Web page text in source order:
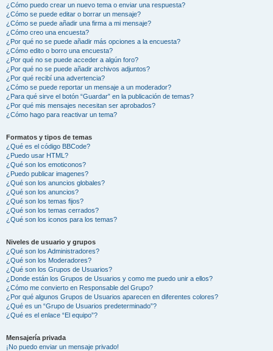
¿Cómo puedo crear un nuevo tema o enviar una respuesta?
¿Cómo se puede editar o borrar un mensaje?
¿Cómo se puede añadir una firma a mi mensaje?
¿Cómo creo una encuesta?
¿Por qué no se puede añadir más opciones a la encuesta?
¿Cómo edito o borro una encuesta?
¿Por qué no se puede acceder a algún foro?
¿Por qué no se puede añadir archivos adjuntos?
¿Por qué recibí una advertencia?
¿Cómo se puede reportar un mensaje a un moderador?
¿Para qué sirve el botón “Guardar” en la publicación de temas?
¿Por qué mis mensajes necesitan ser aprobados?
¿Cómo hago para reactivar un tema?
Formatos y tipos de temas
¿Qué es el código BBCode?
¿Puedo usar HTML?
¿Qué son los emoticonos?
¿Puedo publicar imagenes?
¿Qué son los anuncios globales?
¿Qué son los anuncios?
¿Qué son los temas fijos?
¿Qué son los temas cerrados?
¿Qué son los iconos para los temas?
Niveles de usuario y grupos
¿Qué son los Administradores?
¿Qué son los Moderadores?
¿Qué son los Grupos de Usuarios?
¿Donde están los Grupos de Usuarios y como me puedo unir a ellos?
¿Cómo me convierto en Responsable del Grupo?
¿Por qué algunos Grupos de Usuarios aparecen en diferentes colores?
¿Qué es un “Grupo de Usuarios predeterminado”?
¿Qué es el enlace “El equipo”?
Mensajería privada
¡No puedo enviar un mensaje privado!